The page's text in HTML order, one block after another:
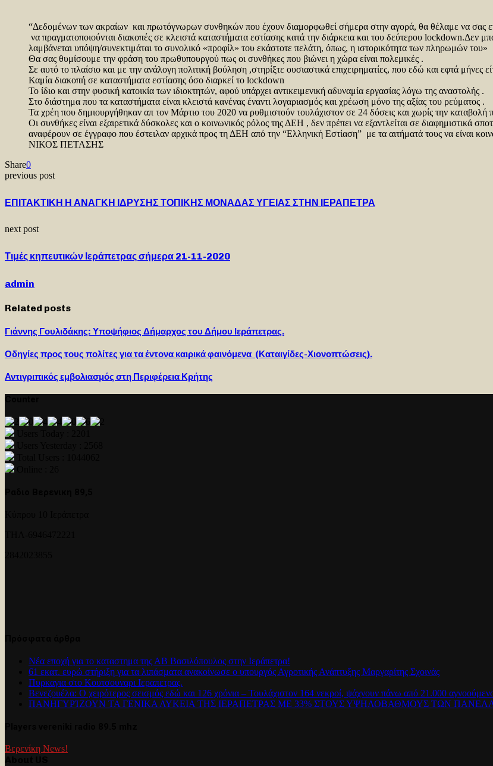
“Δεδομένων των ακραίων και πρωτόγνωρων συνθηκών που έχουν διαμορφωθεί σήμερα στην αγορά, θα θέλαμε να σας
να πραγματοποιούνται διακοπές σε κλειστά καταστήματα εστίασης κατά την διάρκεια και του δεύτερου lockdown.Δεν
λαμβάνεται υπόψη/συνεκτιμάται το συνολικό «προφίλ» του εκάστοτε πελάτη, όπως, η ιστορικότητα των πληρωμών του»
Θα σας θυμίσουμε την φράση του πρωθυπουργού πως οι συνθήκες που βιώνει η χώρα είναι πολεμικές .
Σε αυτό το πλαίσιο και με την ανάλογη πολιτική βούληση ,στηρίξτε ουσιαστικά επιχειρηματίες, που εδώ και εφτά μήνες
Καμία διακοπή σε καταστήματα εστίασης όσο διαρκεί το lockdown
Το ίδιο και στην φυσική κατοικία των ιδιοκτητών, αφού υπάρχει αντικειμενική αδυναμία εργασίας λόγω της αναστολής .
Στο διάστημα που τα καταστήματα είναι κλειστά κανένας έναντι λογαριασμός και χρέωση μόνο της αξίας του ρεύματος .
Τα χρέη που δημιουργήθηκαν απ τον Μάρτιο του 2020 να ρυθμιστούν τουλάχιστον σε 24 δόσεις και χωρίς την καταβολή
Οι συνθήκες είναι εξαιρετικά δύσκολες και ο κοινωνικός ρόλος της ΔΕΗ , δεν πρέπει να εξαντλείται σε διαφημιστικά
αναφέρουν σε έγγραφο που έστειλαν αρχικά προς τη ΔΕΗ από την “Ελληνική Εστίαση” με τα αιτήματά τους να είναι
ΝΙΚΟΣ ΠΕΤΑΣΗΣ
Share0
previous post
ΕΠΙΤΑΚΤΙΚΗ Η ΑΝΑΓΚΗ ΙΔΡΥΣΗΣ ΤΟΠΙΚΗΣ ΜΟΝΑΔΑΣ ΥΓΕΙΑΣ ΣΤΗΝ ΙΕΡΑΠΕΤΡΑ
next post
Τιμές κηπευτικών Ιεράπετρας σήμερα 21-11-2020
admin
Related posts
Γιάννης Γουλιδάκης: Υποψήφιος Δήμαρχος του Δήμου Ιεράπετρας.
Οδηγίες προς τους πολίτες για τα έντονα καιρικά φαινόμενα (Καταιγίδες-Χιονοπτώσεις).
Αντιγριπικός εμβολιασμός στη Περιφέρεια Κρήτης
Νέα εποχή για το καταστημα της ΑΒ Βασιλόπουλος στην Ιεράπετρα!
61 εκατ. ευρώ στήριξη για τα λιπάσματα ανακοίνωσε ο υπουργός Αγροτικής Ανάπτυξης Μαργαρίτης Σχοινάς
Πυρκαγια στο Κουτσουναρι Ιεραπετρας.
Βενεζουέλα: Ο χειρότερος σεισμός εδώ και 126 χρόνια – Τουλάχιστον 164 νεκροί, ψάχνουν πάνω από 21.000
ΠΑΝΗΓΥΡΊΖΟΥΝ ΤΑ ΓΕΝΙΚΑ ΛΥΚΕΙΑ ΤΗΣ ΙΕΡΑΠΕΤΡΑΣ ΜΕ 33% ΣΤΟΥΣ ΥΨΗΛΟΒΑΘΜΟΥΣ ΤΩΝ
Βερενίκη News!